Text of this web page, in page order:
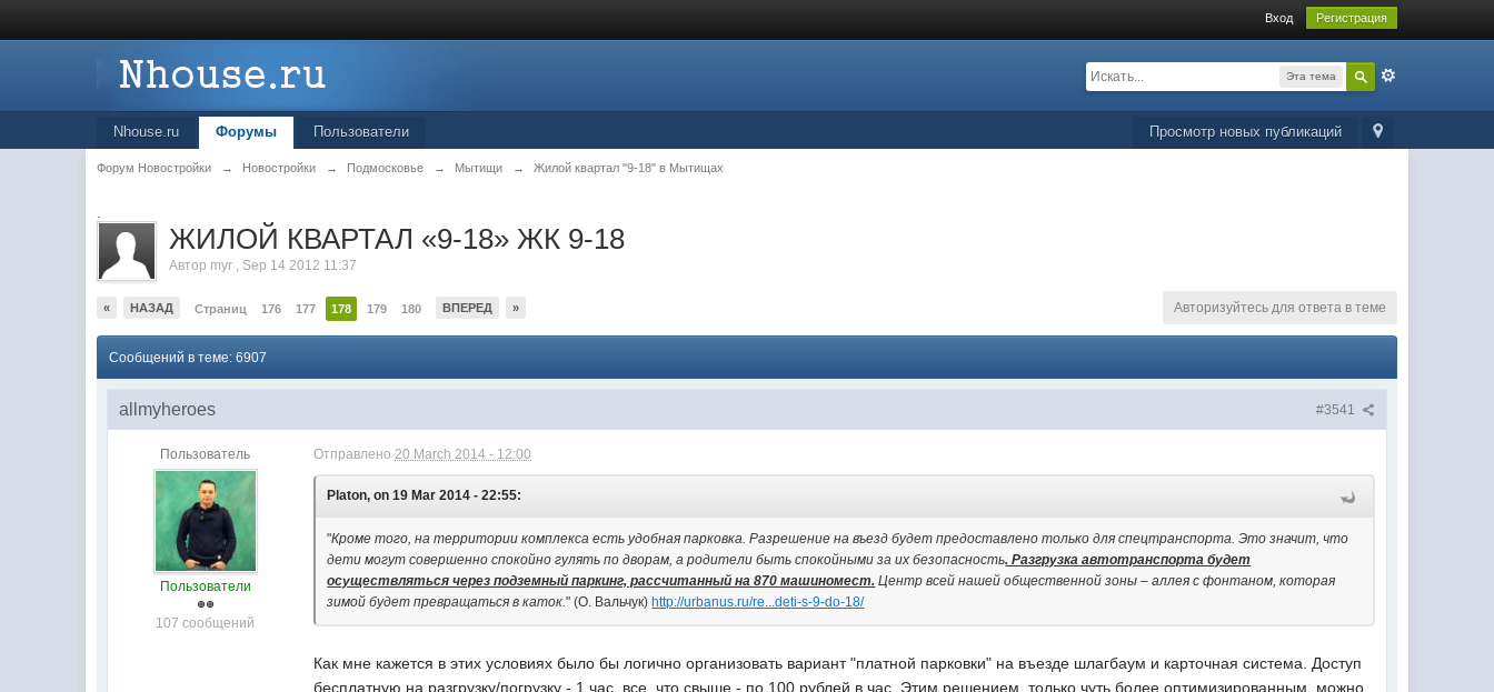
Вход Регистрация
Эта тема
Просмотр новых публикаций
Nhouse.ru Форумы Пользователи
Форум Новостройки → Новостройки → Подмосковье → Мытищи → Жилой квартал "9-18" в Мытищах
.
ЖИЛОЙ КВАРТАЛ «9-18» ЖК 9-18
Автор myr , Sep 14 2012 11:37
« НАЗАД Страниц 176 177 178 179 180 ВПЕРЕД » Авторизуйтесь для ответа в теме
Сообщений в теме: 6907
#3541
allmyheroes
Пользователь
Пользователи
107 сообщений
Отправлено20 March 2014 - 12:00
Platon, on 19 Mar 2014 - 22:55:
"Кроме того, на территории комплекса есть удобная парковка. Разрешение на въезд будет предоставлено только для спецтранспорта. Это значит, что
дети могут совершенно спокойно гулять по дворам, а родители быть спокойными за их безопасность. Разгрузка автотранспорта будет
осуществляться через подземный паркинг, рассчитанный на 870 машиномест. Центр всей нашей общественной зоны – аллея с фонтаном, которая
зимой будет превращаться в каток." (О. Вальчук) http://urbanus.ru/re...deti-s-9-do-18/
Как мне кажется в этих условиях было бы логично организовать вариант "платной парковки" на въезде шлагбаум и карточная система. Доступ
бесплатную на разгрузку/погрузку - 1 час, все, что свыше - по 100 рублей в час. Этим решением, только чуть более оптимизированным, можно